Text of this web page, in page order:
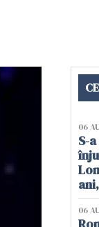
06
S-
06